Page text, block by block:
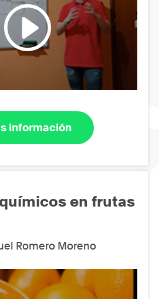
información
en frutas
Romero Moreno